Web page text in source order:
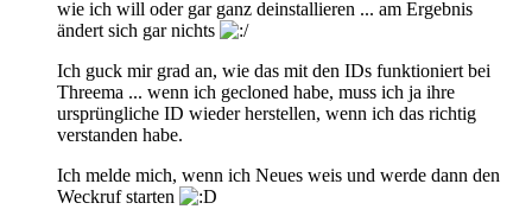
wie ich will oder gar ganz deinstallieren ... am Ergebnis
ändert sich gar nichts
Ich guck mir grad an, wie das mit den IDs funktioniert bei
Threema ... wenn ich gecloned habe, muss ich ja ihre
ursprüngliche ID wieder herstellen, wenn ich das richtig
verstanden habe.
Ich melde mich, wenn ich Neues weis und werde dann den
Weckruf starten